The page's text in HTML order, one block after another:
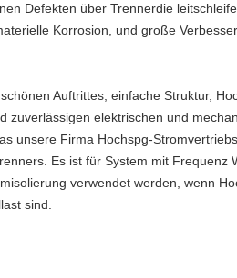
Defekten über Trennerdie
Korrosion, und große
Auftrittes, einfache Struktur,
zuverlässigen elektrischen und
unsere Firma Hochspg-
Es ist für System mit Frequenz
verwendet werden, wenn
sind.